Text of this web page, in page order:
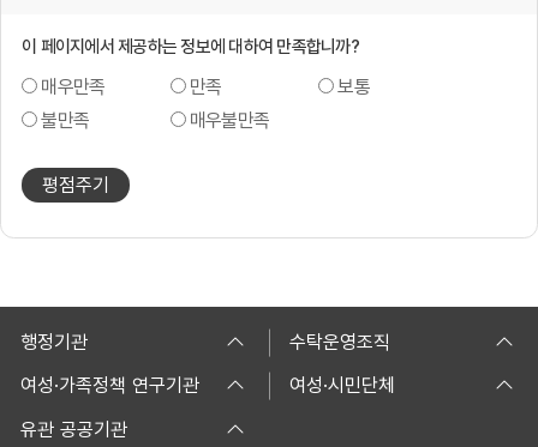
이 페이지에서 제공하는 정보에 대하여 만족합니까?
매우만족 만족
보통
불만족
매우불만족
평점주기
행정기관
수탁운영조직
여성·가족정책 연구기관
여성·시민단체
유관 공공기관